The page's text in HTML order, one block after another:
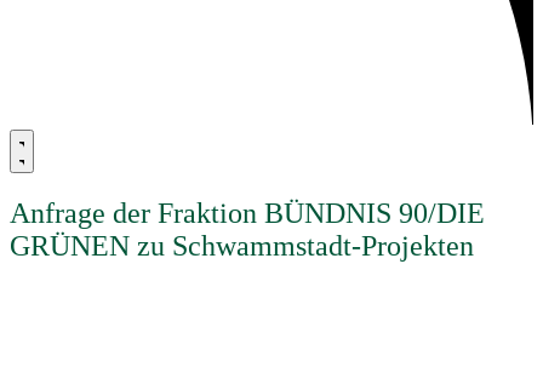
Anfrage der Fraktion BÜNDNIS 90/DIE
GRÜNEN zu Schwammstadt-Projekten